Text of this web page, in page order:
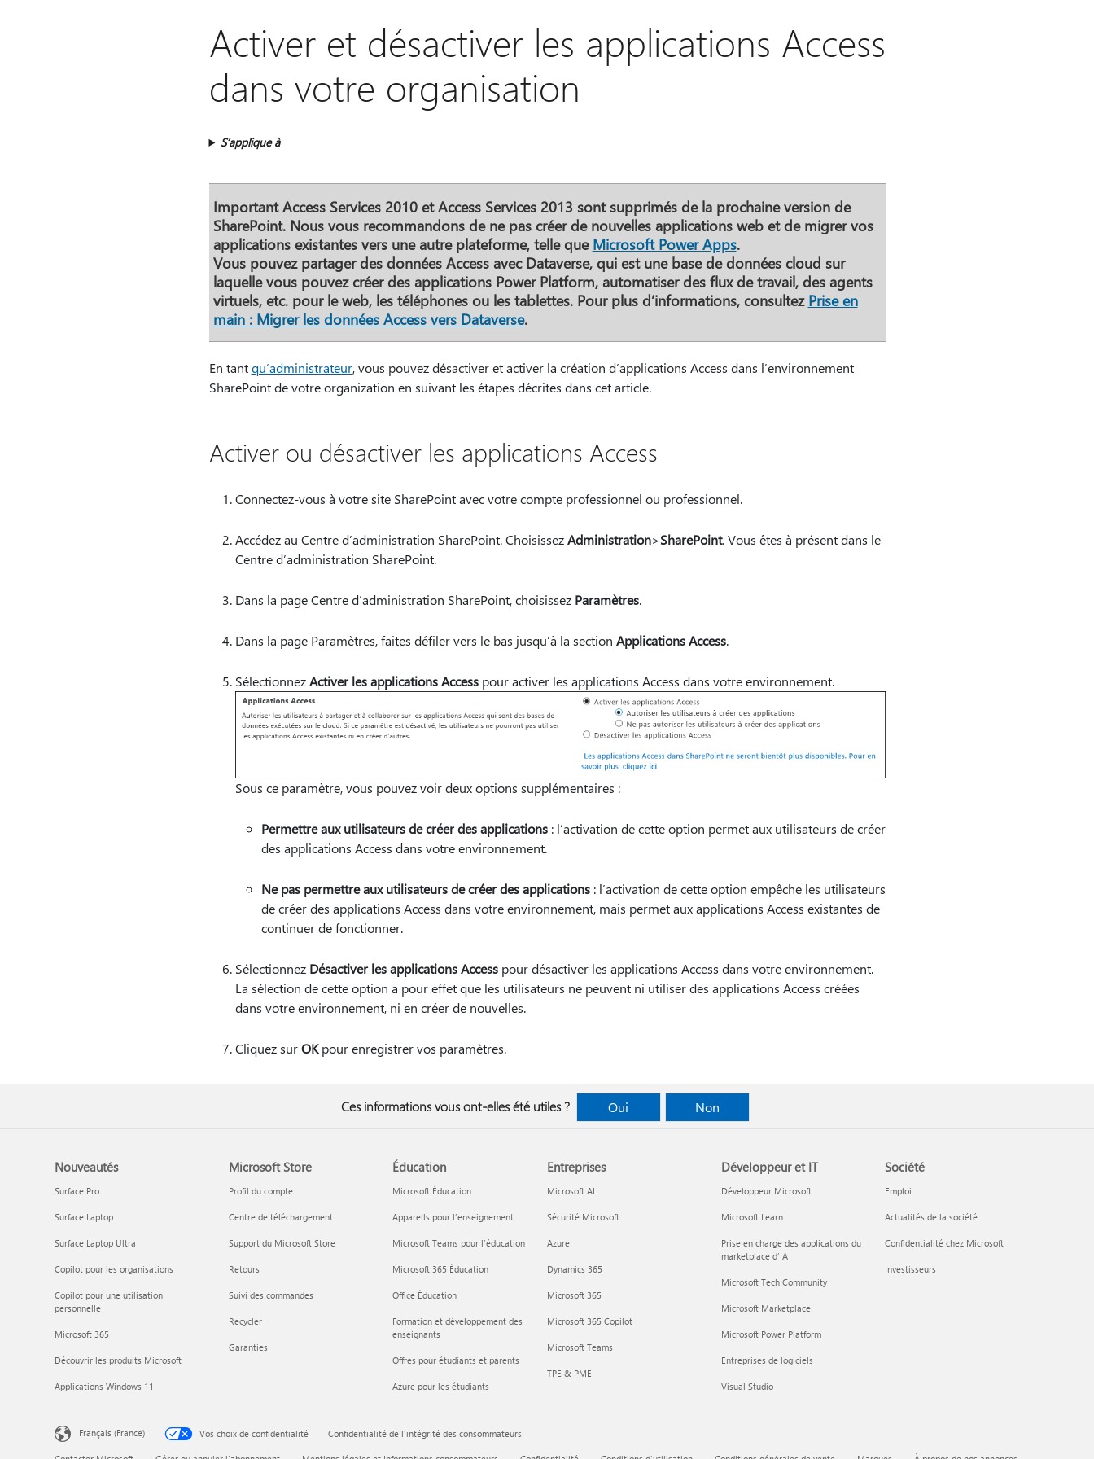
Activer et désactiver les applications Access
dans votre organisation
S’applique à
ImportantAccess Services 2010 et Access Services 2013 sont supprimés de la prochaine version de
SharePoint. Nous vous recommandons de ne pas créer de nouvelles applications web et de migrer vos
applications existantes vers une autre plateforme, telle que Microsoft Power Apps.
Vous pouvez partager des données Access avec Dataverse, qui est une base de données cloud sur
laquelle vous pouvez créer des applications Power Platform, automatiser des flux de travail, des agents
virtuels, etc. pour le web, les téléphones ou les tablettes. Pour plus d’informations, consultez Prise en
main : Migrer les données Access vers Dataverse.
En tantqu’administrateur, vous pouvez désactiver et activer la création d’applications Access dans l’environnement
SharePoint de votre organization en suivant les étapes décrites dans cet article.
Activer ou désactiver les applications Access
Connectez-vous à votre site SharePoint avec votre compte professionnel ou professionnel.
Accédez au Centre d’administration SharePoint. ChoisissezAdministration>SharePoint. Vous êtes à présent dans le
Centre d’administration SharePoint.
Dans la page Centre d’administration SharePoint, choisissez Paramètres.
Dans la page Paramètres, faites défiler vers le bas jusqu’à la section Applications Access.
SélectionnezActiver les applications Accesspour activer les applications Access dans votre environnement.
Sous ce paramètre, vous pouvez voir deux options supplémentaires :
Permettre aux utilisateurs de créer des applications: l’activation de cette option permet aux utilisateurs de créer
des applications Access dans votre environnement.
Ne pas permettre aux utilisateurs de créer des applications: l’activation de cette option empêche les utilisateurs
de créer des applications Access dans votre environnement, mais permet aux applications Access existantes de
continuer de fonctionner.
Sélectionnez Désactiver les applications Accesspour désactiver les applications Access dans votre environnement.
La sélection de cette option a pour effet que les utilisateurs ne peuvent ni utiliser des applications Access créées
dans votre environnement, ni en créer de nouvelles.
Cliquez surOKpour enregistrer vos paramètres.
Ces informations vous ont-elles été utiles ? Oui Non
Nouveautés
Surface Pro
Surface Laptop
Surface Laptop Ultra
Copilot pour les organisations
Copilot pour une utilisation
personnelle
Microsoft 365
Découvrir les produits Microsoft
Applications Windows 11
Microsoft Store
Profil du compte
Centre de téléchargement
Support du Microsoft Store
Retours
Suivi des commandes
Recycler
Garanties
Éducation
Microsoft Éducation
Appareils pour l’enseignement
Microsoft Teams pour l’éducation
Microsoft 365 Éducation
Office Éducation
Formation et développement des
enseignants
Offres pour étudiants et parents
Azure pour les étudiants
Entreprises
Microsoft AI
Sécurité Microsoft
Azure
Dynamics 365
Microsoft 365
Microsoft 365 Copilot
Microsoft Teams
TPE & PME
Développeur et IT
Développeur Microsoft
Microsoft Learn
Prise en charge des applications du
marketplace d’IA
Microsoft Tech Community
Microsoft Marketplace
Microsoft Power Platform
Entreprises de logiciels
Visual Studio
Société
Emploi
Actualités de la société
Confidentialité chez Microsoft
Investisseurs
Français (France) Vos choix de confidentialité Confidentialité de l’intégrité des consommateurs